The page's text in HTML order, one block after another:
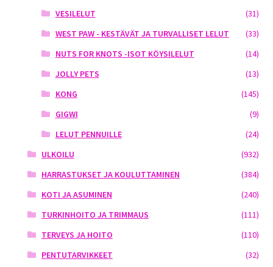
VESILELUT
(31)
WEST PAW - KESTÄVÄT JA TURVALLISET LELUT
(33)
NUTS FOR KNOTS -ISOT KÖYSILELUT
(14)
JOLLY PETS
(13)
KONG
(145)
GIGWI
(9)
LELUT PENNUILLE
(24)
ULKOILU
(932)
HARRASTUKSET JA KOULUTTAMINEN
(384)
KOTI JA ASUMINEN
(240)
TURKINHOITO JA TRIMMAUS
(111)
TERVEYS JA HOITO
(110)
PENTUTARVIKKEET
(32)